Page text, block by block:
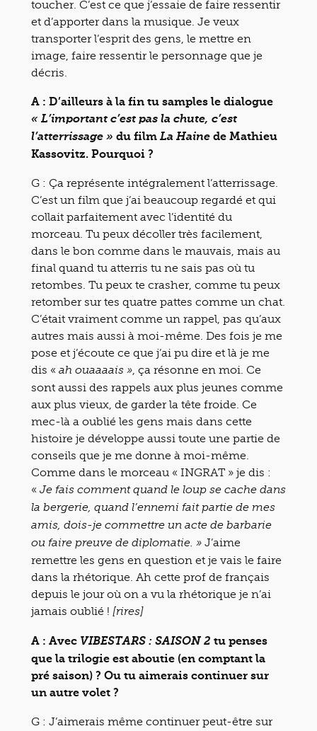
toucher. C’est ce que j’essaie de faire ressentir
et d’apporter dans la musique. Je veux
transporter l’esprit des gens, le mettre en
image, faire ressentir le personnage que je
décris.
A : D’ailleurs à la fin tu samples le dialogue
« L’important c’est pas la chute, c’est
l’atterrissage » du film La Haine de Mathieu
Kassovitz. Pourquoi ?
G : Ça représente intégralement l’atterrissage.
C’est un film que j’ai beaucoup regardé et qui
collait parfaitement avec l’identité du
morceau. Tu peux décoller très facilement,
dans le bon comme dans le mauvais, mais au
final quand tu atterris tu ne sais pas où tu
retombes. Tu peux te crasher, comme tu peux
retomber sur tes quatre pattes comme un chat.
C’était vraiment comme un rappel, pas qu’aux
autres mais aussi à moi-même. Des fois je me
pose et j’écoute ce que j’ai pu dire et là je me
dis « ah ouaaaais », ça résonne en moi. Ce
sont aussi des rappels aux plus jeunes comme
aux plus vieux, de garder la tête froide. Ce
mec-là a oublié les gens mais dans cette
histoire je développe aussi toute une partie de
conseils que je me donne à moi-même.
Comme dans le morceau « INGRAT » je dis :
« Je fais comment quand le loup se cache dans
la bergerie, quand l’ennemi fait partie de mes
amis, dois-je commettre un acte de barbarie
ou faire preuve de diplomatie. » J’aime
remettre les gens en question et je vais le faire
dans la rhétorique. Ah cette prof de français
depuis le jour où on a vu la rhétorique je n’ai
jamais oublié ! [rires]
A : Avec VIBESTARS : SAISON 2 tu penses
que la trilogie est aboutie (en comptant la
pré saison) ? Ou tu aimerais continuer sur
un autre volet ?
G : J’aimerais même continuer peut-être sur